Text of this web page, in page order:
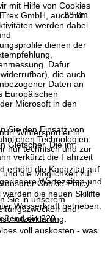
mit Hilfe von Cookies
GmbH, auch mit
werden dabei
dienen der
Dafür
die auch
Daten an
Europäischen
Microsoft in den
Sie den Einsatz von
Technologien.
nur technisch und zur
die Möglichkeit zur
unsererCookie-Policy.
Sie in unserem
und
.
38 km
Wintersportler in
Gletscher. Die im
verkürzt die Fahrzeit
erhöht die Kapazität auf
Wartezeiten und
die neuen Skilifte
Wasserkraft betrieben.
die 220
voll auskosten - was